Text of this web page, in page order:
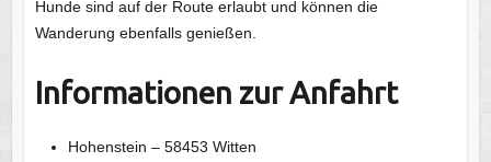
Hunde sind auf der Route erlaubt und können die
Wanderung ebenfalls genießen.
Informationen zur Anfahrt
Hohenstein – 58453 Witten